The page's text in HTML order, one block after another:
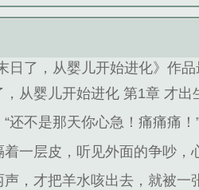
日了，从婴儿开始进化》作
，从婴儿开始进化 第1章 才出
还不是那天你心急！痛痛痛！
着一层皮，听见外面的争吵，
声，才把羊水咳出去，就被一